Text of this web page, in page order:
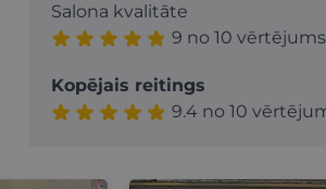
Salona kvalitāte
9 no 10 vērtējums
Kopējais reitings
9.4 no 10